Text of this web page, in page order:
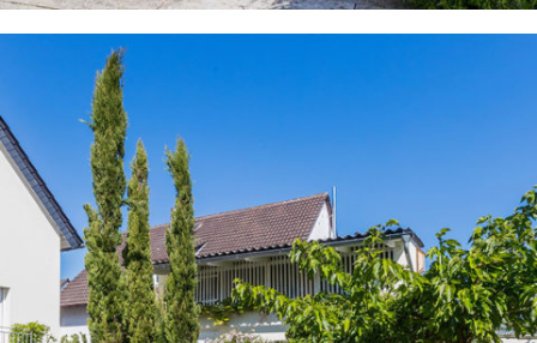
GEPFLASTERTE EINFAHRT MIT GRÜNBEREICH